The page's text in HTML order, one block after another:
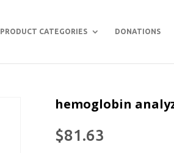
PRODUCT CATEGORIES DONATIONS
hemoglobin
$81.63